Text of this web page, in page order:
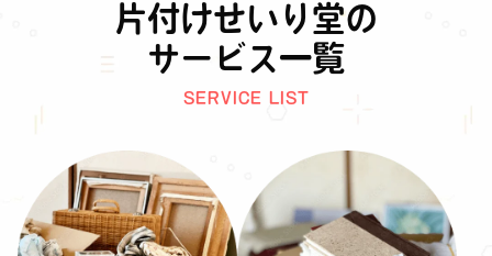
片付けせいり堂の
サービス一覧
SERVICE LIST